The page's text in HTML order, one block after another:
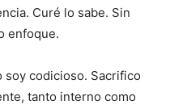
Curé lo sabe. Sin
enfoque.
soy codicioso. Sacrifico
tanto interno como